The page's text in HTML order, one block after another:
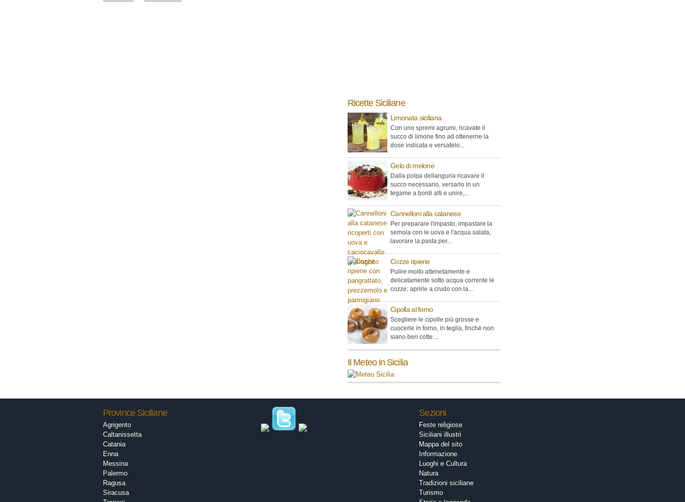
Ricette Siciliane
Limonata siciliana
Con uno spremi agrumi, ricavate il
succo di limone fino ad ottenerne la
dose indicata e versatelo...
Gelo di melone
Dalla polpa dellanguria ricavare il
succo necessario, versarlo in un
tegame a bordi alti e unire,...
Cannelloni alla catanese
Per preparare l'impasto, impastare la
semola con le uova e l'acqua salata,
lavorare la pasta per...
Cozze ripiene
Pulire molto attenetamente e
delicatamente sotto acqua corrente le
cozze; aprirle a crudo con la...
Cipolla al forno
Scegliere le cipolle più grosse e
cuocerle in forno, in teglia, finché non
siano ben cotte....
Il Meteo in Sicilia
Province Siciliane
Agrigento
Caltanissetta
Catania
Enna
Messina
Palermo
Ragusa
Siracusa
Sezioni
Feste religiose
Siciliani illustri
Mappa del sito
Informazione
Luoghi e Cultura
Natura
Tradizioni siciliane
Turismo